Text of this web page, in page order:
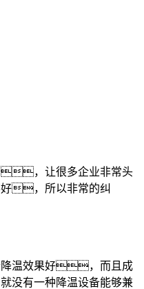
，让很多企业非常头
，所以非常的纠
温效果好，而且成
有一种降温设备能够兼